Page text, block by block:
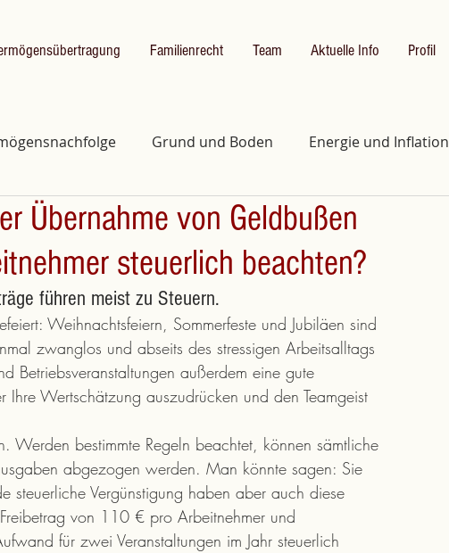
Familienrecht Team Aktuelle Info Profil
Grund und Boden Energie und Inflation
Übernahme von Geldbußen
steuerlich beachten?
führen meist zu Steuern.
Weihnachtsfeiern, Sommerfeste und Jubiläen sind
zwanglos und abseits des stressigen Arbeitsalltags
Betriebsveranstaltungen außerdem eine gute
Wertschätzung auszudrücken und den Teamgeist
Werden bestimmte Regeln beachtet, können sämtliche
abgezogen werden. Man könnte sagen: Sie
steuerliche Vergünstigung haben aber auch diese
von 110 € pro Arbeitnehmer und
für zwei Veranstaltungen im Jahr steuerlich